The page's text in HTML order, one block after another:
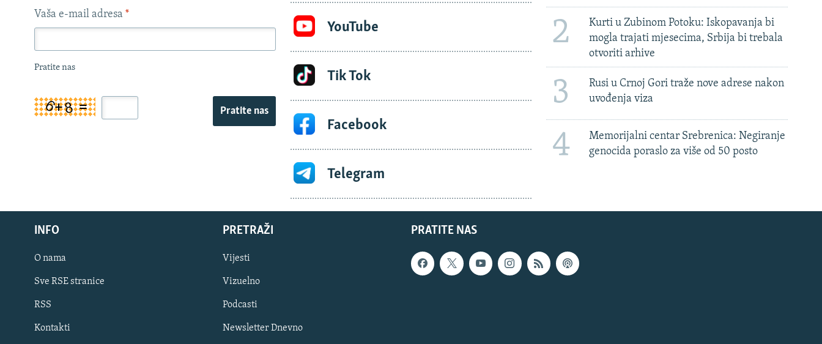
Vaša e-mail adresa *
Pratite nas
Pratite nas
YouTube
Tik Tok
Facebook
Telegram
2
Kurti u Zubinom Potoku: Iskopavanja bi
mogla trajati mjesecima, Srbija bi trebala
otvoriti arhive
3
Rusi u Crnoj Gori traže nove adrese nakon
uvođenja viza
4
Memorijalni centar Srebrenica: Negiranje
genocida poraslo za više od 50 posto
PRATITE NAS
INFO
O nama
Sve RSE stranice
RSS
Kontakti
PRETRAŽI
Vijesti
Vizuelno
Podcasti
Newsletter Dnevno